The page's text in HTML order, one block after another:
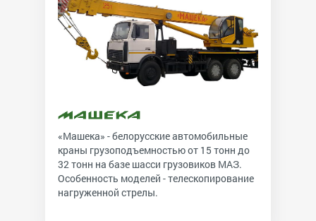
«Машека» - белорусские автомобильные
краны грузоподъемностью от 15 тонн до
32 тонн на базе шасси грузовиков МАЗ.
Особенность моделей - телескопирование
нагруженной стрелы.